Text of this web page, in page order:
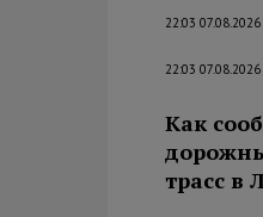
22:03 07.08.2026
22:03 07.08.2026
Как
трасс в